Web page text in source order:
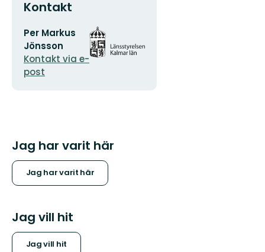
Kontakt
E-
postadress
Per Markus
Jönsson
Kontakt via e-
post
Organisationens
logotyp
Jag har varit här
Jag har varit här
Jag vill hit
Jag vill hit